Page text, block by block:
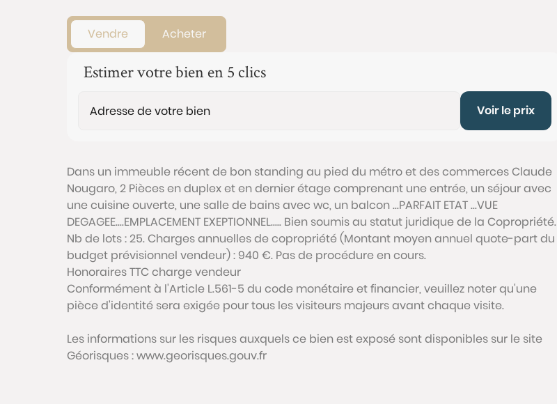
Vendre Acheter
Estimer votre bien en 5 clics
Voir le prix
Dans un immeuble récent de bon standing au pied du métro et des commerces Claude
Nougaro, 2 Pièces en duplex et en dernier étage comprenant une entrée, un séjour avec
une cuisine ouverte, une salle de bains avec wc, un balcon ...PARFAIT ETAT ...VUE
DEGAGEE....EMPLACEMENT EXEPTIONNEL..... Bien soumis au statut juridique de la Copropriété.
Nb de lots : 25. Charges annuelles de copropriété (Montant moyen annuel quote-part du
budget prévisionnel vendeur) : 940 €. Pas de procédure en cours.
Honoraires TTC charge vendeur
Conformément à l'Article L.561-5 du code monétaire et financier, veuillez noter qu'une
pièce d'identité sera exigée pour tous les visiteurs majeurs avant chaque visite.
Les informations sur les risques auxquels ce bien est exposé sont disponibles sur le site
Géorisques : www.georisques.gouv.fr